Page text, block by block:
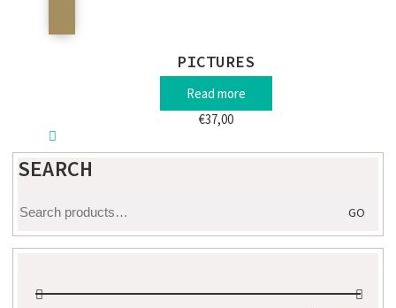
PICTURES
Read more
€37,00
SEARCH
for:
GO